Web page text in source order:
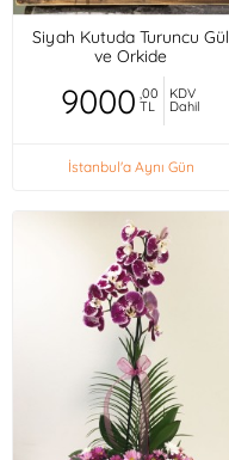
Siyah Kutuda Turuncu Gül
ve Orkide
9000 ,00
TL
KDV
Dahil
İstanbul'a Aynı Gün